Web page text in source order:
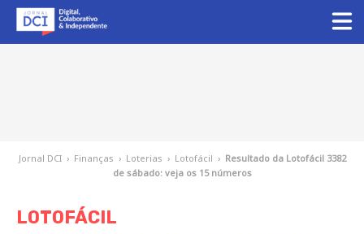
Jornal DCI › Finanças › Loterias › Lotofácil › Resultado da Lotofácil 3382
de sábado: veja os 15 números
LOTOFÁCIL